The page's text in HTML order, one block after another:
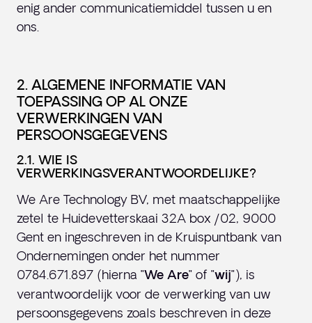
enig ander communicatiemiddel tussen u en
ons.
2. ALGEMENE INFORMATIE VAN
TOEPASSING OP AL ONZE
VERWERKINGEN VAN
PERSOONSGEGEVENS
2.1. WIE IS
VERWERKINGSVERANTWOORDELIJKE?
We Are Technology BV, met maatschappelijke
zetel te Huidevetterskaai 32A box /02, 9000
Gent en ingeschreven in de Kruispuntbank van
Ondernemingen onder het nummer
0784.671.897 (hierna "We Are" of "wij"), is
verantwoordelijk voor de verwerking van uw
persoonsgegevens zoals beschreven in deze